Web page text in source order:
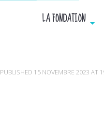
LA FONDATION
PUBLISHED 15 NOVEMBRE 2023 AT